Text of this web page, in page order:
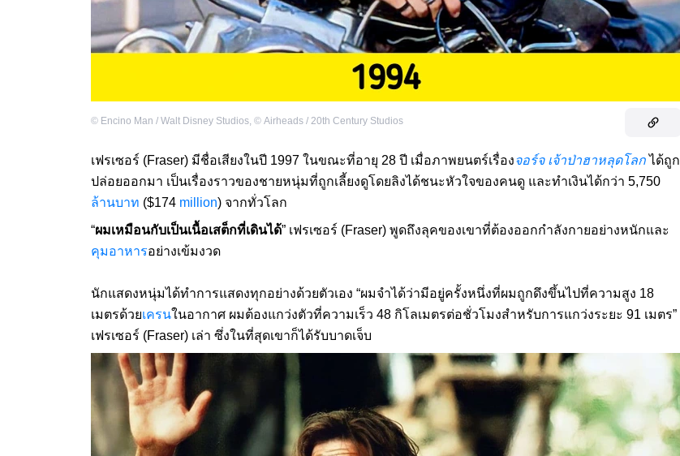
© Encino Man / Walt Disney Studios, © Airheads / 20th Century Studios
เฟรเซอร์ (Fraser) มีชื่อเสียงในปี 1997 ในขณะที่อายุ 28 ปี เมื่อภาพยนตร์เรื่องจอร์จ เจ้าป่าฮาหลุดโลกได้ถูก
ปล่อยออกมา เป็นเรื่องราวของชายหนุ่มที่ถูกเลี้ยงดูโดยลิงได้ชนะหัวใจของคนดู และทำเงินได้กว่า 5,750
ล้านบาท ($174 million) จากทั่วโลก
“ผมเหมือนกับเป็นเนื้อเสต็กที่เดินได้” เฟรเซอร์ (Fraser) พูดถึงลุคของเขาที่ต้องออกกำลังกายอย่างหนักและ
คุมอาหารอย่างเข้มงวด
นักแสดงหนุ่มได้ทำการแสดงทุกอย่างด้วยตัวเอง “ผมจำได้ว่ามีอยู่ครั้งหนึ่งที่ผมถูกดึงขึ้นไปที่ความสูง 18
เมตรด้วยเครนในอากาศ ผมต้องแกว่งตัวที่ความเร็ว 48 กิโลเมตรต่อชั่วโมงสำหรับการแกว่งระยะ 91 เมตร”
เฟรเซอร์ (Fraser) เล่า ซึ่งในที่สุดเขาก็ได้รับบาดเจ็บ